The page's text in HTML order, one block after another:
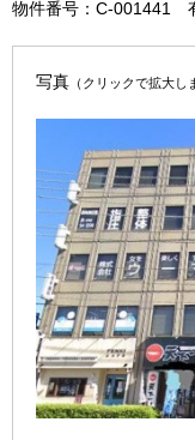
物件番号：C-001441
写真 （クリックで拡大し